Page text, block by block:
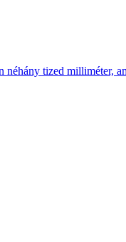
néhány tized milliméter,